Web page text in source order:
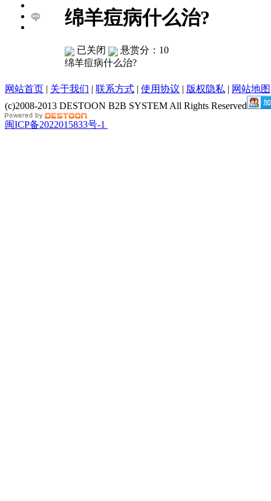
绵羊痘病什么治?
已关闭
悬赏分：10
绵羊痘病什么治?
网站首页 | 关于我们 | 联系方式 | 使用协议 | 版权隐私 | 网站地图
(c)2008-2013 DESTOON B2B SYSTEM All Rights Reserved
闽ICP备2022015833号-1